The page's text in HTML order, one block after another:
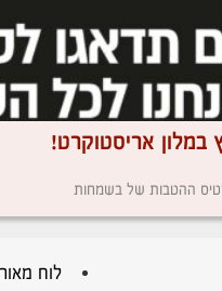
במלון אריסטוקרט!
ההטבות של בשמחות
לוח